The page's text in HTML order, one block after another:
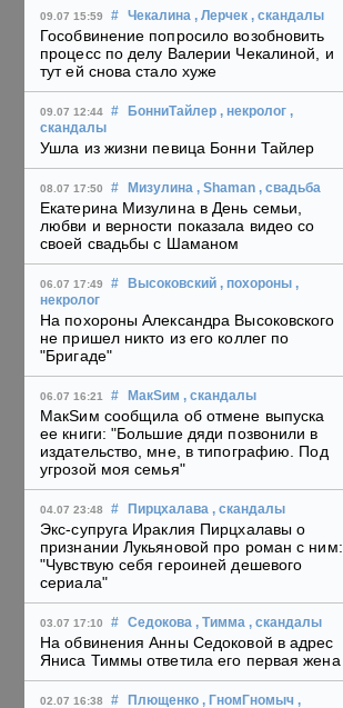
09.07 15:59 # Чекалина , Лерчек , скандалы
Гособвинение попросило возобновить
процесс по делу Валерии Чекалиной, и
тут ей снова стало хуже
09.07 12:44 # БонниТайлер , некролог ,
скандалы
Ушла из жизни певица Бонни Тайлер
08.07 17:50 # Мизулина , Shaman , свадьба
Екатерина Мизулина в День семьи,
любви и верности показала видео со
своей свадьбы с Шаманом
06.07 17:49 # Высоковский , похороны ,
некролог
На похороны Александра Высоковского
не пришел никто из его коллег по
"Бригаде"
06.07 16:21 # МакSим , скандалы
МакSим сообщила об отмене выпуска
ее книги: "Большие дяди позвонили в
издательство, мне, в типографию. Под
угрозой моя семья"
04.07 23:48 # Пирцхалава , скандалы
Экс-супруга Ираклия Пирцхалавы о
признании Лукьяновой про роман с ним:
"Чувствую себя героиней дешевого
сериала"
03.07 17:10 # Седокова , Тимма , скандалы
На обвинения Анны Седоковой в адрес
Яниса Тиммы ответила его первая жена
02.07 16:38 # Плющенко , ГномГномыч ,